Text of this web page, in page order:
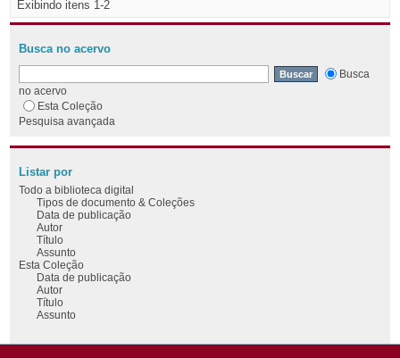
Exibindo itens 1-2
Busca no acervo
Busca
no acervo
Esta Coleção
Pesquisa avançada
Listar por
Todo a biblioteca digital
Tipos de documento & Coleções
Data de publicação
Autor
Título
Assunto
Esta Coleção
Data de publicação
Autor
Título
Assunto